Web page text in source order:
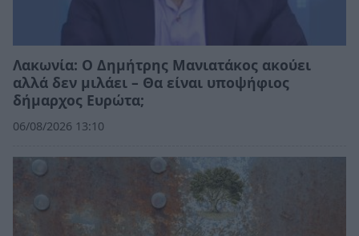
Λακωνία: Ο Δημήτρης Μανιατάκος ακούει
αλλά δεν μιλάει – Θα είναι υποψήφιος
δήμαρχος Ευρώτα;
06/08/2026 13:10